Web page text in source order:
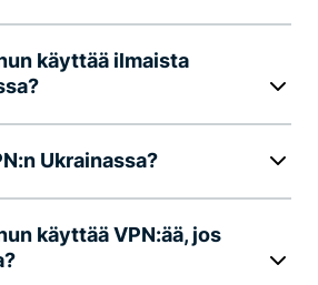
käyttää ilmaista
Ukrainassa?
käyttää VPN:ää, jos